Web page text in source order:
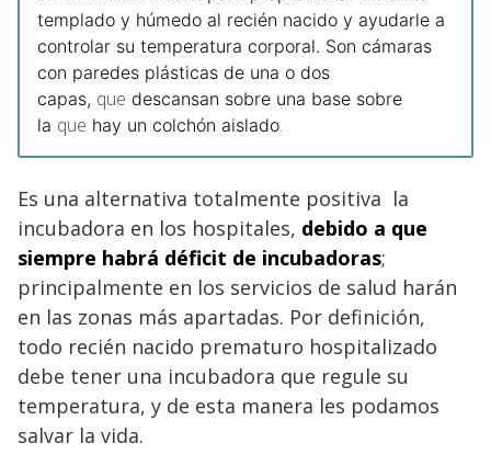
templado y húmedo al recién nacido y ayudarle a
controlar su temperatura corporal. Son cámaras
con paredes plásticas de una o dos
capas, que descansan sobre una base sobre
la que hay un colchón aislado.
Es una alternativa totalmente positiva la
incubadora en los hospitales, debido a que
siempre habrá déficit de incubadoras;
principalmente en los servicios de salud harán
en las zonas más apartadas. Por definición,
todo recién nacido prematuro hospitalizado
debe tener una incubadora que regule su
temperatura, y de esta manera les podamos
salvar la vida.